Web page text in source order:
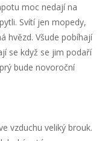
moc nedají na
Svítí jen mopedy,
hvězd. Všude pobíhají
se když se jim podaří
bude novoroční
vzduchu veliký brouk.